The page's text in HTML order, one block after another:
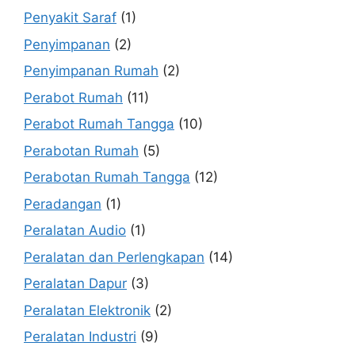
Penyakit Saraf (1)
Penyimpanan (2)
Penyimpanan Rumah (2)
Perabot Rumah (11)
Perabot Rumah Tangga (10)
Perabotan Rumah (5)
Perabotan Rumah Tangga (12)
Peradangan (1)
Peralatan Audio (1)
Peralatan dan Perlengkapan (14)
Peralatan Dapur (3)
Peralatan Elektronik (2)
Peralatan Industri (9)